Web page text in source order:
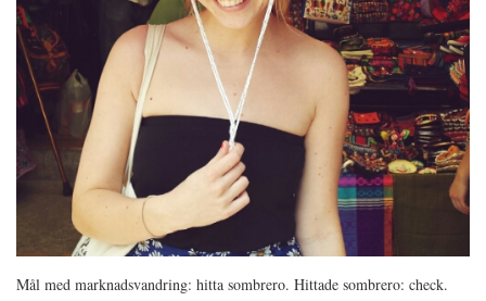
Mål med marknadsvandring: hitta sombrero. Hittade sombrero: check.